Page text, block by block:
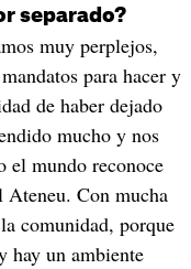
separado?
muy perplejos,
para hacer y
de haber dejado
mucho y nos
el mundo reconoce
Ateneu. Con mucha
comunidad, porque
hay un ambiente